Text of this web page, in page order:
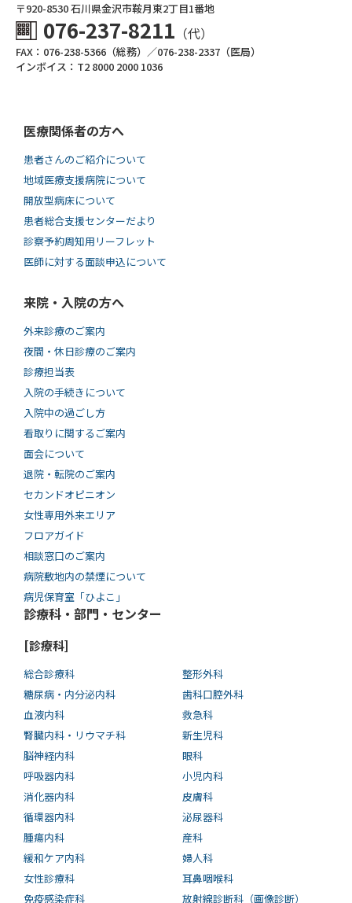
〒920-8530 ⽯川県⾦沢市鞍⽉東2丁⽬1番地
076-237-8211 （代）
FAX：076-238-5366（総務）／076-238-2337（医局）
インボイス：T2 8000 2000 1036
医療関係者の方へ
患者さんのご紹介について
地域医療支援病院について
開放型病床について
患者総合支援センターだより
診察予約周知用リーフレット
医師に対する面談申込について
来院・入院の方へ
外来診療のご案内
夜間・休日診療のご案内
診療担当表
入院の手続きについて
入院中の過ごし方
看取りに関するご案内
面会について
退院・転院のご案内
セカンドオピニオン
女性専用外来エリア
フロアガイド
相談窓口のご案内
病院敷地内の禁煙について
病児保育室「ひよこ」
診療科・部門・センター
[診療科]
総合診療科
糖尿病・内分泌内科
血液内科
腎臓内科・リウマチ科
脳神経内科
呼吸器内科
消化器内科
循環器内科
腫瘍内科
緩和ケア内科
女性診療科
免疫感染症科
整形外科
歯科口腔外科
救急科
新生児科
眼科
小児内科
皮膚科
泌尿器科
産科
婦人科
耳鼻咽喉科
放射線診断科（画像診断）